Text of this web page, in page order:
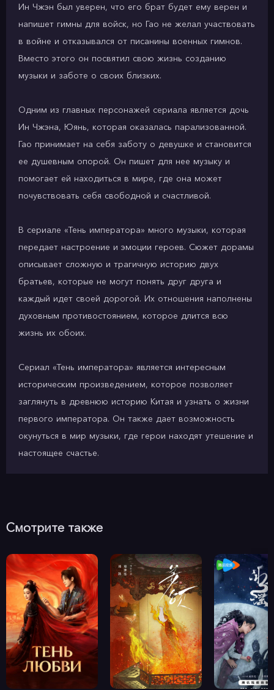
Ин Чжэн был уверен, что его брат будет ему верен и
напишет гимны для войск, но Гао не желал участвовать
в войне и отказывался от писанины военных гимнов.
Вместо этого он посвятил свою жизнь созданию
музыки и заботе о своих близких.
Одним из главных персонажей сериала является дочь
Ин Чжэна, Юянь, которая оказалась парализованной.
Гао принимает на себя заботу о девушке и становится
ее душевным опорой. Он пишет для нее музыку и
помогает ей находиться в мире, где она может
почувствовать себя свободной и счастливой.
В сериале «Тень императора» много музыки, которая
передает настроение и эмоции героев. Сюжет дорамы
описывает сложную и трагичную историю двух
братьев, которые не могут понять друг друга и
каждый идет своей дорогой. Их отношения наполнены
духовным противостоянием, которое длится всю
жизнь их обоих.
Сериал «Тень императора» является интересным
историческим произведением, которое позволяет
заглянуть в древнюю историю Китая и узнать о жизни
первого императора. Он также дает возможность
окунуться в мир музыки, где герои находят утешение и
настоящее счастье.
Смотрите также